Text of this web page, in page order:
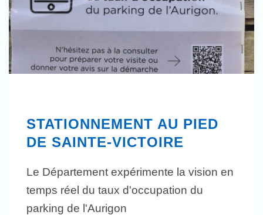
STATIONNEMENT AU PIED
DE SAINTE-VICTOIRE
Le Département expérimente la vision en
temps réel du taux d'occupation du
parking de l'Aurigon